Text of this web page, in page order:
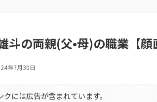
斗の両親(父•母)の職業【
年7月30日
には広告が含まれています。